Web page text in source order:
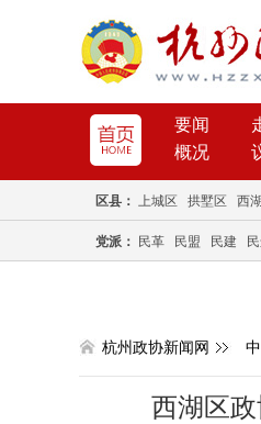
要闻
概况
区县： 上城区 拱墅区 西
党派： 民革 民盟 民建
杭州政协新闻网
西湖区